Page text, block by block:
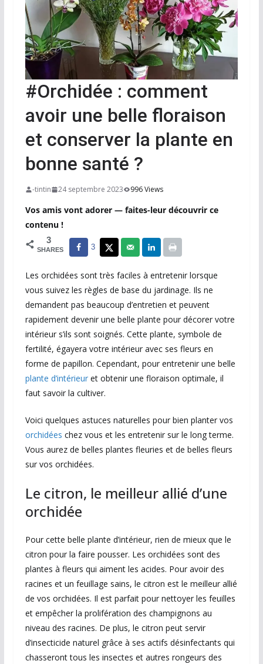
#Orchidée : comment
avoir une belle floraison
et conserver la plante en
bonne santé ?
-tintin 24 septembre 2023 996 Views
Vos amis vont adorer — faites-leur découvrir ce
contenu !
3
SHARES 3
Les orchidées sont très faciles à entretenir lorsque
vous suivez les règles de base du jardinage. Ils ne
demandent pas beaucoup d’entretien et peuvent
rapidement devenir une belle plante pour décorer votre
intérieur s’ils sont soignés. Cette plante, symbole de
fertilité, égayera votre intérieur avec ses fleurs en
forme de papillon. Cependant, pour entretenir une belle
plante d’intérieuret obtenir une floraison optimale, il
faut savoir la cultiver.
Voici quelques astuces naturelles pour bien planter vos
orchidées chez vous et les entretenir sur le long terme.
Vous aurez de belles plantes fleuries et de belles fleurs
sur vos orchidées.
Le citron, le meilleur allié d’une
orchidée
Pour cette belle plante d’intérieur, rien de mieux que le
citron pour la faire pousser. Les orchidées sont des
plantes à fleurs qui aiment les acides. Pour avoir des
racines et un feuillage sains, le citron est le meilleur allié
de vos orchidées. Il est parfait pour nettoyer les feuilles
et empêcher la prolifération des champignons au
niveau des racines. De plus, le citron peut servir
d’insecticide naturel grâce à ses actifs désinfectants qui
chasseront tous les insectes et autres rongeurs des